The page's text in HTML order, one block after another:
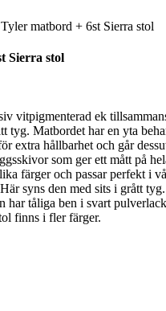
matbord + 6st Sierra stol
Sierra stol
vitpigmenterad ek
tyg. Matbordet har en yta
extra hållbarhet och går
som ger ett mått på
färger och passar perfekt i
syns den med sits i grått
har tåliga ben i svart
finns i fler färger.